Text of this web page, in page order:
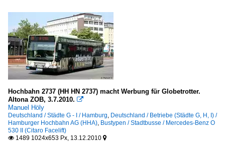
Hochbahn 2737 (HH HN 2737) macht Werbung für Globetrotter.
Altona ZOB, 3.7.2010. 
Manuel Höly
Deutschland / Städte G - I / Hamburg, Deutschland / Betriebe (Städte G, H, I) /
Hamburger Hochbahn AG (HHA), Bustypen / Stadtbusse / Mercedes-Benz O
530 II (Citaro Facelift)
 1489 1024x653 Px, 13.12.2010 